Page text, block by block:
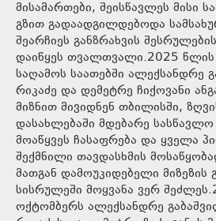
მისამართები, შეისწავლეს მისი
გზით გადაადგილდებოდა
შეარჩიეს განზრახვის
დაიწყეს თვალთვალი.2025 წლის
საღამოს საათებში ალექსანდრე
რიკაძე და დემეტრე ჩიქოვანი
მიზნით მივიდნენ თბილისში,
დასახლებაში მდებარე
მოაწყვეს ჩასაფრება და ყველა
შექმნილი თავდასხმის
მათგან დამოუკიდებელი მიზეზის
სისრულეში მოყვანა ვერ
ოქტომბერს ალექსანდრე